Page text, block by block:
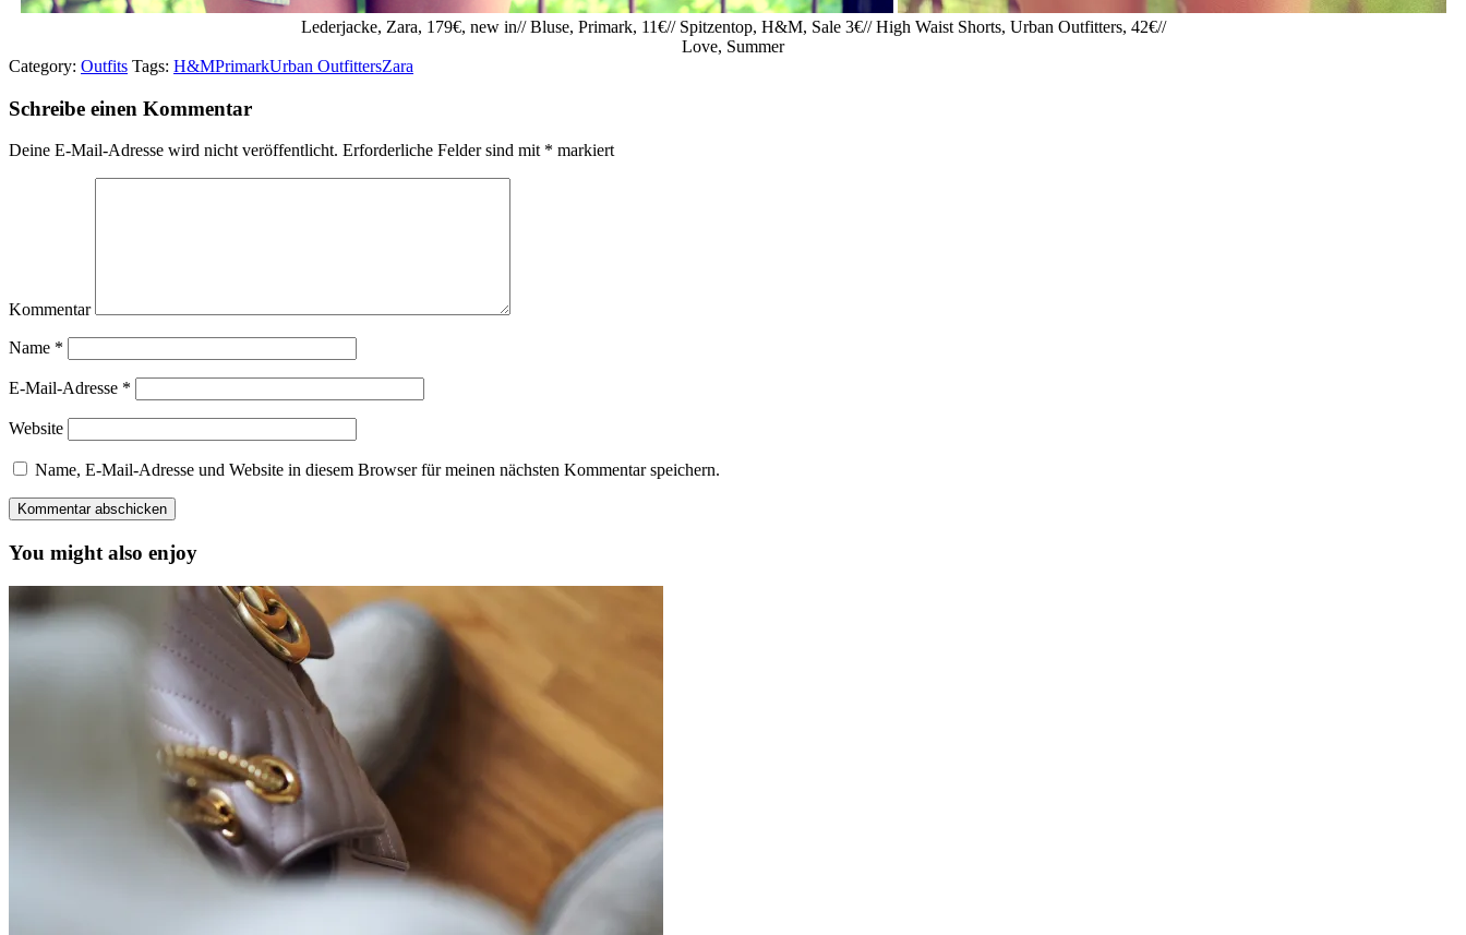
Lederjacke, Zara, 179€, new in// Bluse, Primark, 11€// Spitzentop, H&M, Sale 3€// High Waist Shorts, Urban Outfitters, 42€//
Love, Summer
Category: Outfits Tags: H&MPrimarkUrban OutfittersZara
Schreibe einen Kommentar
Deine E-Mail-Adresse wird nicht veröffentlicht. Erforderliche Felder sind mit * markiert
Kommentar
Name *
E-Mail-Adresse *
Website
Name, E-Mail-Adresse und Website in diesem Browser für meinen nächsten Kommentar speichern.
You might also enjoy